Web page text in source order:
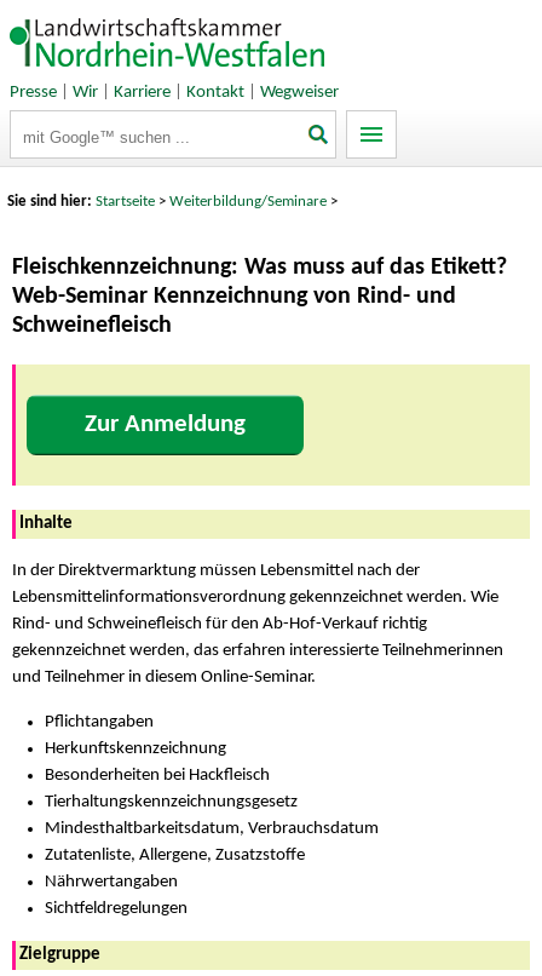
Presse| Wir| Karriere| Kontakt| Wegweiser
Sie sind hier:Startseite >Weiterbildung/Seminare >
Fleischkennzeichnung: Was muss auf das Etikett?
Web-Seminar Kennzeichnung von Rind- und
Schweinefleisch
Zur Anmeldung
Inhalte
In der Direktvermarktung müssen Lebensmittel nach der
Lebensmittelinformationsverordnung gekennzeichnet werden. Wie
Rind- und Schweinefleisch für den Ab-Hof-Verkauf richtig
gekennzeichnet werden, das erfahren interessierte Teilnehmerinnen
und Teilnehmer in diesem Online-Seminar.
Pflichtangaben
Herkunftskennzeichnung
Besonderheiten bei Hackfleisch
Tierhaltungskennzeichnungsgesetz
Mindesthaltbarkeitsdatum, Verbrauchsdatum
Zutatenliste, Allergene, Zusatzstoffe
Nährwertangaben
Sichtfeldregelungen
Zielgruppe